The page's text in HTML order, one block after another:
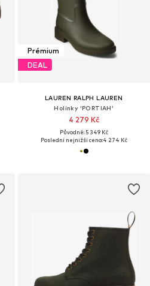
Prémium
DEAL
LAUREN RALPH LAUREN
Holínky 'PORTIAH'
4 279 Kč
Původně: 5 349 Kč
Poslední nejnižší cena:4 274 Kč